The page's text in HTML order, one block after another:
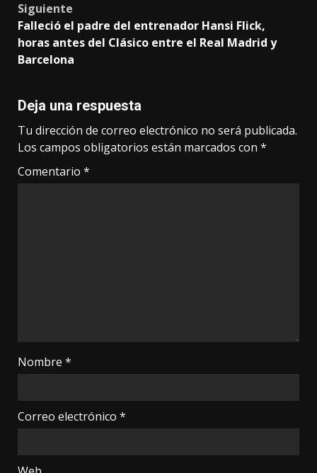
Siguiente
Falleció el padre del entrenador Hansi Flick,
horas antes del Clásico entre el Real Madrid y
Barcelona
Deja una respuesta
Tu dirección de correo electrónico no será publicada.
Los campos obligatorios están marcados con *
Comentario *
Nombre *
Correo electrónico *